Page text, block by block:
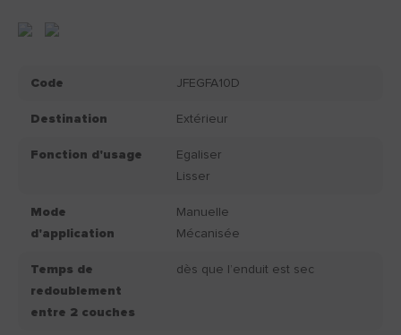
Code JFEGFA10D
Destination Extérieur
Fonction d'usage
Egaliser
Lisser
Mode
d'application
Manuelle
Mécanisée
Temps de
redoublement
entre 2 couches
dès que l’enduit est sec